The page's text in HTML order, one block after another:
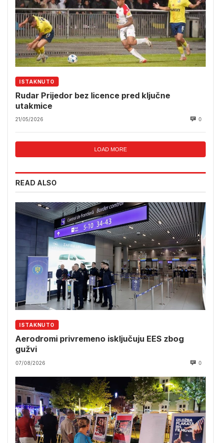
ISTAKNUTO
Rudar Prijedor bez licence pred ključne
utakmice
21/05/2026 0
LOAD MORE
READ ALSO
ISTAKNUTO
Aerodromi privremeno isključuju EES zbog
gužvi
07/08/2026 0